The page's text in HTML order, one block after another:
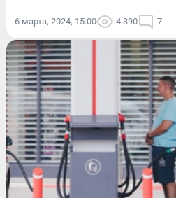
6 марта, 2024, 15:00 4 390 7